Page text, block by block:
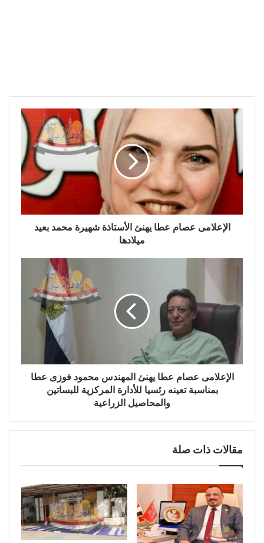
الإعلامى عصام عطا يهنئ الأستاذة شهيرة محمد بعيد
ميلادها
الإعلامى عصام عطا يهنئ المهندس محمود فوزى عطا
بمناسبة تعينه رئسيا للأدارة المركزية للبساتين
والمحاصيل الزراعية
مقالات ذات صلة